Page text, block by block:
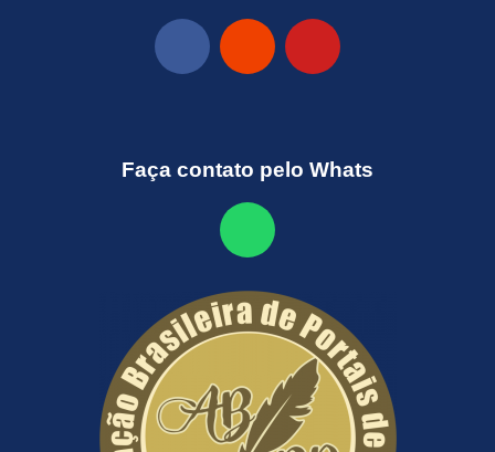
Faça contato pelo Whats